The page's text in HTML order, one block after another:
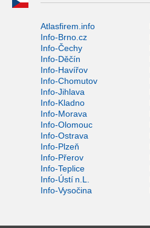
Atlasfirem.info
Info-Brno.cz
Info-Čechy
Info-Děčín
Info-Havířov
Info-Chomutov
Info-Jihlava
Info-Kladno
Info-Morava
Info-Olomouc
Info-Ostrava
Info-Plzeň
Info-Přerov
Info-Teplice
Info-Ústí n.L.
Info-Vysočina